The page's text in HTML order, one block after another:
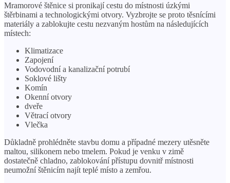
Mramorové štěnice si pronikají cestu do místnosti úzkými
štěrbinami a technologickými otvory. Vyzbrojte se proto těsnícími
materiály a zablokujte cestu nezvaným hostům na následujících
místech:
Klimatizace
Zapojení
Vodovodní a kanalizační potrubí
Soklové lišty
Komín
Okenní otvory
dveře
Větrací otvory
Vlečka
Důkladně prohlédněte stavbu domu a případné mezery utěsněte
maltou, silikonem nebo tmelem. Pokud je venku v zimě
dostatečně chladno, zablokování přístupu dovnitř místnosti
neumožní štěnicím najít teplé místo a zemřou.